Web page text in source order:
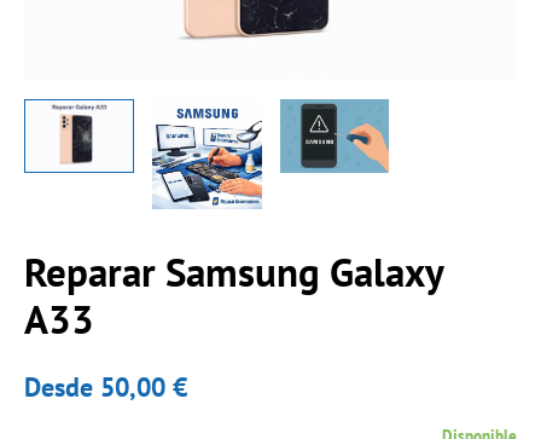
Reparar Samsung Galaxy
A33
Desde 50,00 €
Reparar
Samsung
Galaxy
A33